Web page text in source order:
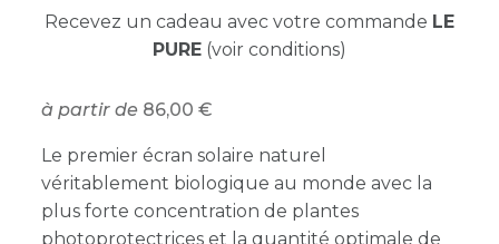
Recevez un cadeau avec votre commande LE
PURE (voir conditions)
à partir de 86,00
Le premier écran solaire naturel
véritablement biologique au monde avec la
plus forte concentration de plantes
photoprotectrices et la quantité optimale de